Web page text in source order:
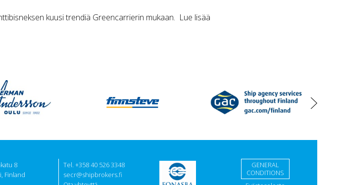
kuusi trendiä Greencarrierin mukaan. Lue lisää
oikea
8
Finland
Tel. +358 40 526 3348
secr@shipbrokers.fi
GENERAL
CONDITIONS